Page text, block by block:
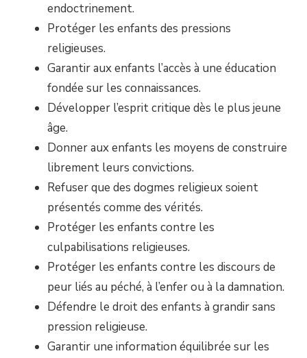
endoctrinement.
Protéger les enfants des pressions
religieuses.
Garantir aux enfants l’accès à une éducation
fondée sur les connaissances.
Développer l’esprit critique dès le plus jeune
âge.
Donner aux enfants les moyens de construire
librement leurs convictions.
Refuser que des dogmes religieux soient
présentés comme des vérités.
Protéger les enfants contre les
culpabilisations religieuses.
Protéger les enfants contre les discours de
peur liés au péché, à l’enfer ou à la damnation.
Défendre le droit des enfants à grandir sans
pression religieuse.
Garantir une information équilibrée sur les